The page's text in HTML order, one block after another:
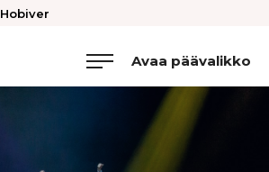
Hobiver
Avaa päävalikko